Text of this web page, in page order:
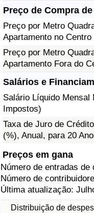
Preço de Compra
Preço por Metro
Apartamento no Centro
Preço por Metro
Apartamento Fora do
Salários e
Salário Líquido Mensal
Impostos)
Taxa de Juro de
(%), Anual, para 20
Preços em gana
Número de entradas
Número de
Última atualização:
Distribuição de